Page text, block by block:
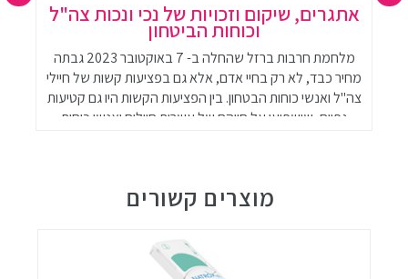
אתגרים, שיקום וזכויות של נכי ונכות צה"ל
וכוחות הביטחון
מלחמת חרבות ברזל שהחלה ב- 7 באוקטובר 2023 גבתה
מחיר כבד, לא רק בחיי אדם, אלא גם בפציעות קשות של חיילי
צה"ל ואנשי כוחות הבטחון. בין הפציעות הקשות היו גם קטיעות
גפיים, שישפיעו על חייהם של עשרות חיילים ואנשי כוחות
מוצרים קשורים